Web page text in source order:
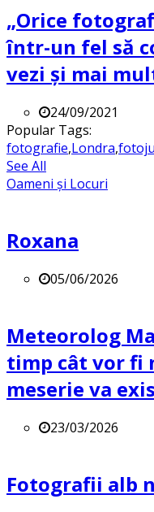
„Orice
într-un fel să
vezi și mai
24/09/2021
Popular Tags:
fotografie,Londra,
See All
Oameni și Locuri
Roxana
05/06/2026
Meteorolog
timp cât vor fi
meserie va
23/03/2026
Fotografii alb